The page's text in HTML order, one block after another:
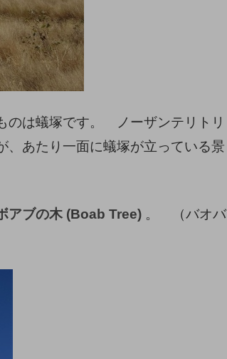
のは蟻塚です。 ノーザンテリトリ
、あたり一面に蟻塚が立っている景
アブの木 (Boab Tree) 。 （バオバ